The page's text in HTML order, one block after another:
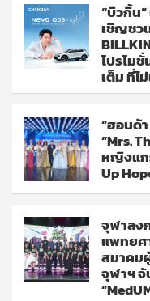
“บิวกิ้น
เชิญชว
โปรโม
เต็ม ที่ไ
“ฮอนด้
“Mrs.
หญิงแก
Up
จุฬาลง
แพทยศ
สมาคม
จุฬาฯ จั